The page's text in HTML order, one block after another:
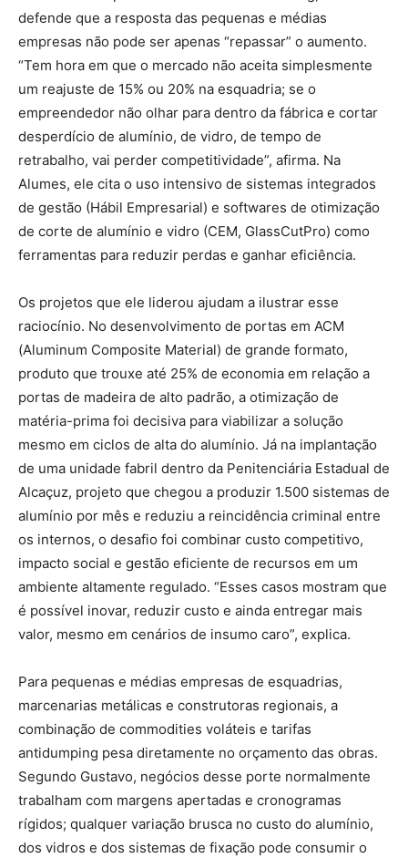
defende que a resposta das pequenas e médias
empresas não pode ser apenas “repassar” o aumento.
“Tem hora em que o mercado não aceita simplesmente
um reajuste de 15% ou 20% na esquadria; se o
empreendedor não olhar para dentro da fábrica e cortar
desperdício de alumínio, de vidro, de tempo de
retrabalho, vai perder competitividade”, afirma. Na
Alumes, ele cita o uso intensivo de sistemas integrados
de gestão (Hábil Empresarial) e softwares de otimização
de corte de alumínio e vidro (CEM, GlassCutPro) como
ferramentas para reduzir perdas e ganhar eficiência.
Os projetos que ele liderou ajudam a ilustrar esse
raciocínio. No desenvolvimento de portas em ACM
(Aluminum Composite Material) de grande formato,
produto que trouxe até 25% de economia em relação a
portas de madeira de alto padrão, a otimização de
matéria-prima foi decisiva para viabilizar a solução
mesmo em ciclos de alta do alumínio. Já na implantação
de uma unidade fabril dentro da Penitenciária Estadual de
Alcaçuz, projeto que chegou a produzir 1.500 sistemas de
alumínio por mês e reduziu a reincidência criminal entre
os internos, o desafio foi combinar custo competitivo,
impacto social e gestão eficiente de recursos em um
ambiente altamente regulado. “Esses casos mostram que
é possível inovar, reduzir custo e ainda entregar mais
valor, mesmo em cenários de insumo caro”, explica.
Para pequenas e médias empresas de esquadrias,
marcenarias metálicas e construtoras regionais, a
combinação de commodities voláteis e tarifas
antidumping pesa diretamente no orçamento das obras.
Segundo Gustavo, negócios desse porte normalmente
trabalham com margens apertadas e cronogramas
rígidos; qualquer variação brusca no custo do alumínio,
dos vidros e dos sistemas de fixação pode consumir o